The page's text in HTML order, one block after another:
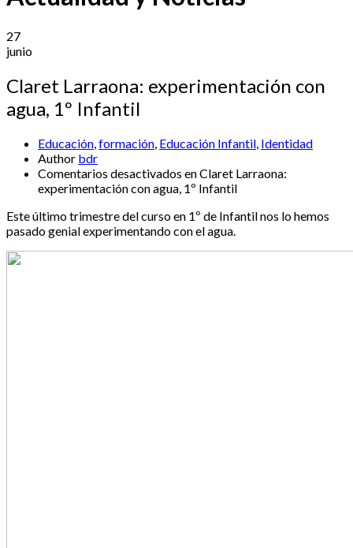
27
junio
Claret Larraona: experimentación con
agua, 1º Infantil
Educación formación Educación Infantil Identidad
Author bdr
Comentarios desactivados en Claret Larraona:
experimentación con agua, 1º Infantil
Este último trimestre del curso en 1º de Infantil nos lo hemos
pasado genial experimentando con el agua.